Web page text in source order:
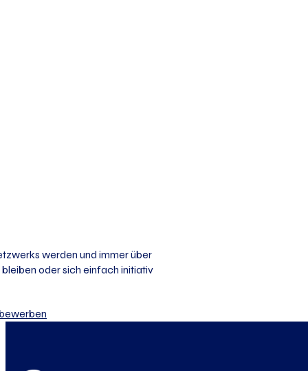
werden und immer über
oder sich einfach initiativ